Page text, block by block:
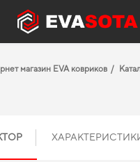
магазин EVA ковриков